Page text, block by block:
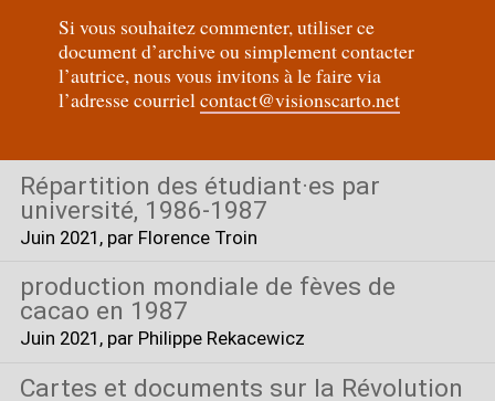
Si vous souhaitez commenter, utiliser ce
document d’archive ou simplement contacter
l’autrice, nous vous invitons à le faire via
l’adresse courrielcontact@visionscarto.net
Répartition des étudiant·es par
université, 1986-1987
Juin 2021 , par Florence Troin
production mondiale de fèves de
cacao en 1987
Juin 2021 , par Philippe Rekacewicz
Cartes et documents sur la Révolution